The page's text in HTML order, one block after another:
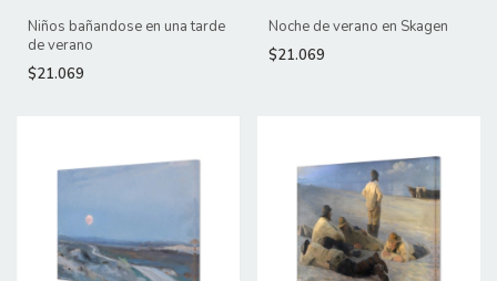
Niños bañandose en una tarde
de verano
$21.069
Noche de verano en Skagen
$21.069